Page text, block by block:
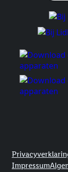
Impressum